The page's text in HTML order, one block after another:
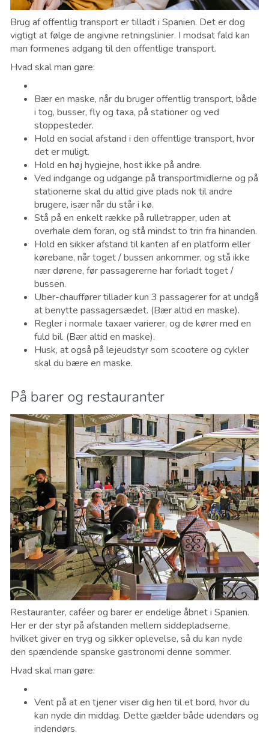
Brug af offentlig transport er tilladt i Spanien. Det er dog
vigtigt at følge de angivne retningslinier. I modsat fald kan
man formenes adgang til den offentlige transport.
Hvad skal man gøre:
Bær en maske, når du bruger offentlig transport, både
i tog, busser, fly og taxa, på stationer og ved
stoppesteder.
Hold en social afstand i den offentlige transport, hvor
det er muligt.
Hold en høj hygiejne, host ikke på andre.
Ved indgange og udgange på transportmidlerne og på
stationerne skal du altid give plads nok til andre
brugere, især når du står i kø.
Stå på en enkelt række på rulletrapper, uden at
overhale dem foran, og stå mindst to trin fra hinanden.
Hold en sikker afstand til kanten af en ​​platform eller
kørebane, når toget / bussen ankommer, og stå ikke
nær dørene, før passagererne har forladt toget /
bussen.
Uber-chauffører tillader kun 3 passagerer for at undgå
at benytte passagersædet. (Bær altid en maske).
Regler i normale taxaer varierer, og de kører med en
fuld bil. (Bær altid en maske).
Husk, at også på lejeudstyr som scootere og cykler
skal du bære en maske.
På barer og restauranter
Restauranter, caféer og barer er endelige åbnet i Spanien.
Her er der styr på afstanden mellem siddepladserne,
hvilket giver en tryg og sikker oplevelse, så du kan nyde
den spændende spanske gastronomi denne sommer.
Hvad skal man gøre:
Vent på at en tjener viser dig hen til et bord, hvor du
kan nyde din middag. Dette gælder både udendørs og
indendørs.